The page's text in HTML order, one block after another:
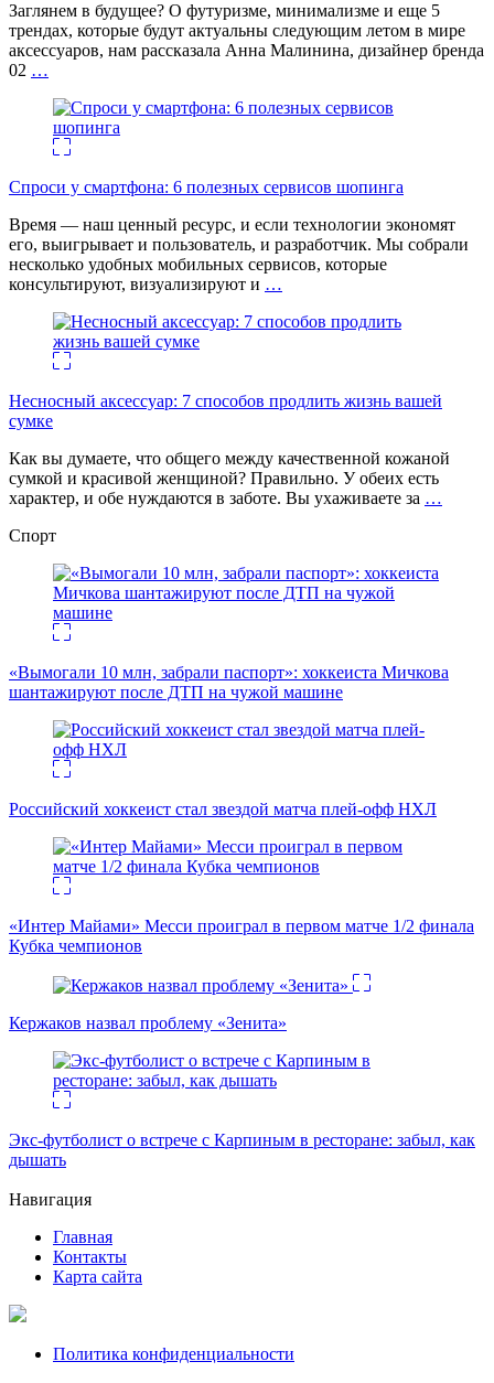
Заглянем в будущее? О футуризме, минимализме и еще 5
трендах, которые будут актуальны следующим летом в мире
аксессуаров, нам рассказала Анна Малинина, дизайнер бренда
02 …
Спроси у смартфона: 6 полезных cервисов шопинга
Время — наш ценный ресурс, и если технологии экономят
его, выигрывает и пользователь, и разработчик. Мы собрали
несколько удобных мобильных сервисов, которые
консультируют, визуализируют и …
Несносный аксессуар: 7 способов продлить жизнь вашей
сумке
Как вы думаете, что общего между качественной кожаной
сумкой и красивой женщиной? Правильно. У обеих есть
характер, и обе нуждаются в заботе. Вы ухаживаете за …
Спорт
«Вымогали 10 млн, забрали паспорт»: хоккеиста Мичкова
шантажируют после ДТП на чужой машине
Российский хоккеист стал звездой матча плей-офф НХЛ
«Интер Майами» Месси проиграл в первом матче 1/2 финала
Кубка чемпионов
Кержаков назвал проблему «Зенита»
Экс-футболист о встрече с Карпиным в ресторане: забыл, как
дышать
Навигация
Главная
Контакты
Карта сайта
Политика конфиденциальности